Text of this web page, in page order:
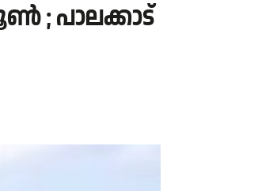
; പാലക്കാട്